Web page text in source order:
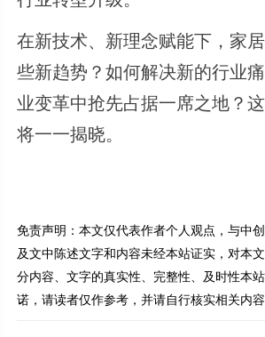
在新技术、新理念赋能下，家
些新趋势？如何解决新的行业
业变革中抢先占据一席之地？
将一一揭晓。
免责声明：本文仅代表作者个人观点，与中
及文中陈述文字和内容未经本站证实，对本
分内容、文字的真实性、完整性、及时性本
诺，请读者仅作参考，并请自行核实相关内容